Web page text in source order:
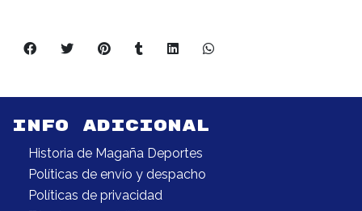
INFO ADICIONAL
Historia de Magaña Deportes
Políticas de envío y despacho
Políticas de privacidad